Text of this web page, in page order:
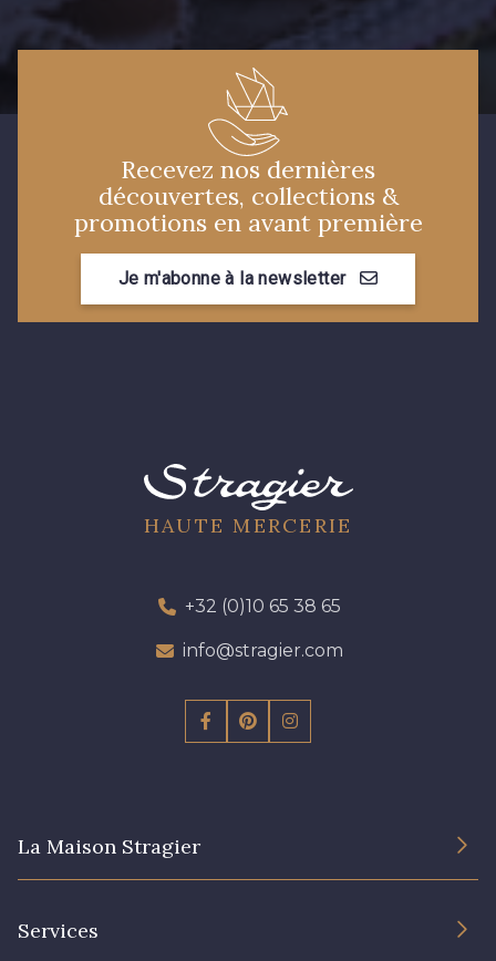
Recevez nos dernières
découvertes, collections &
promotions en avant première
Je m'abonne à la newsletter
HAUTE MERCERIE
+32 (0)10 65 38 65
info@stragier.com
La Maison Stragier
Services